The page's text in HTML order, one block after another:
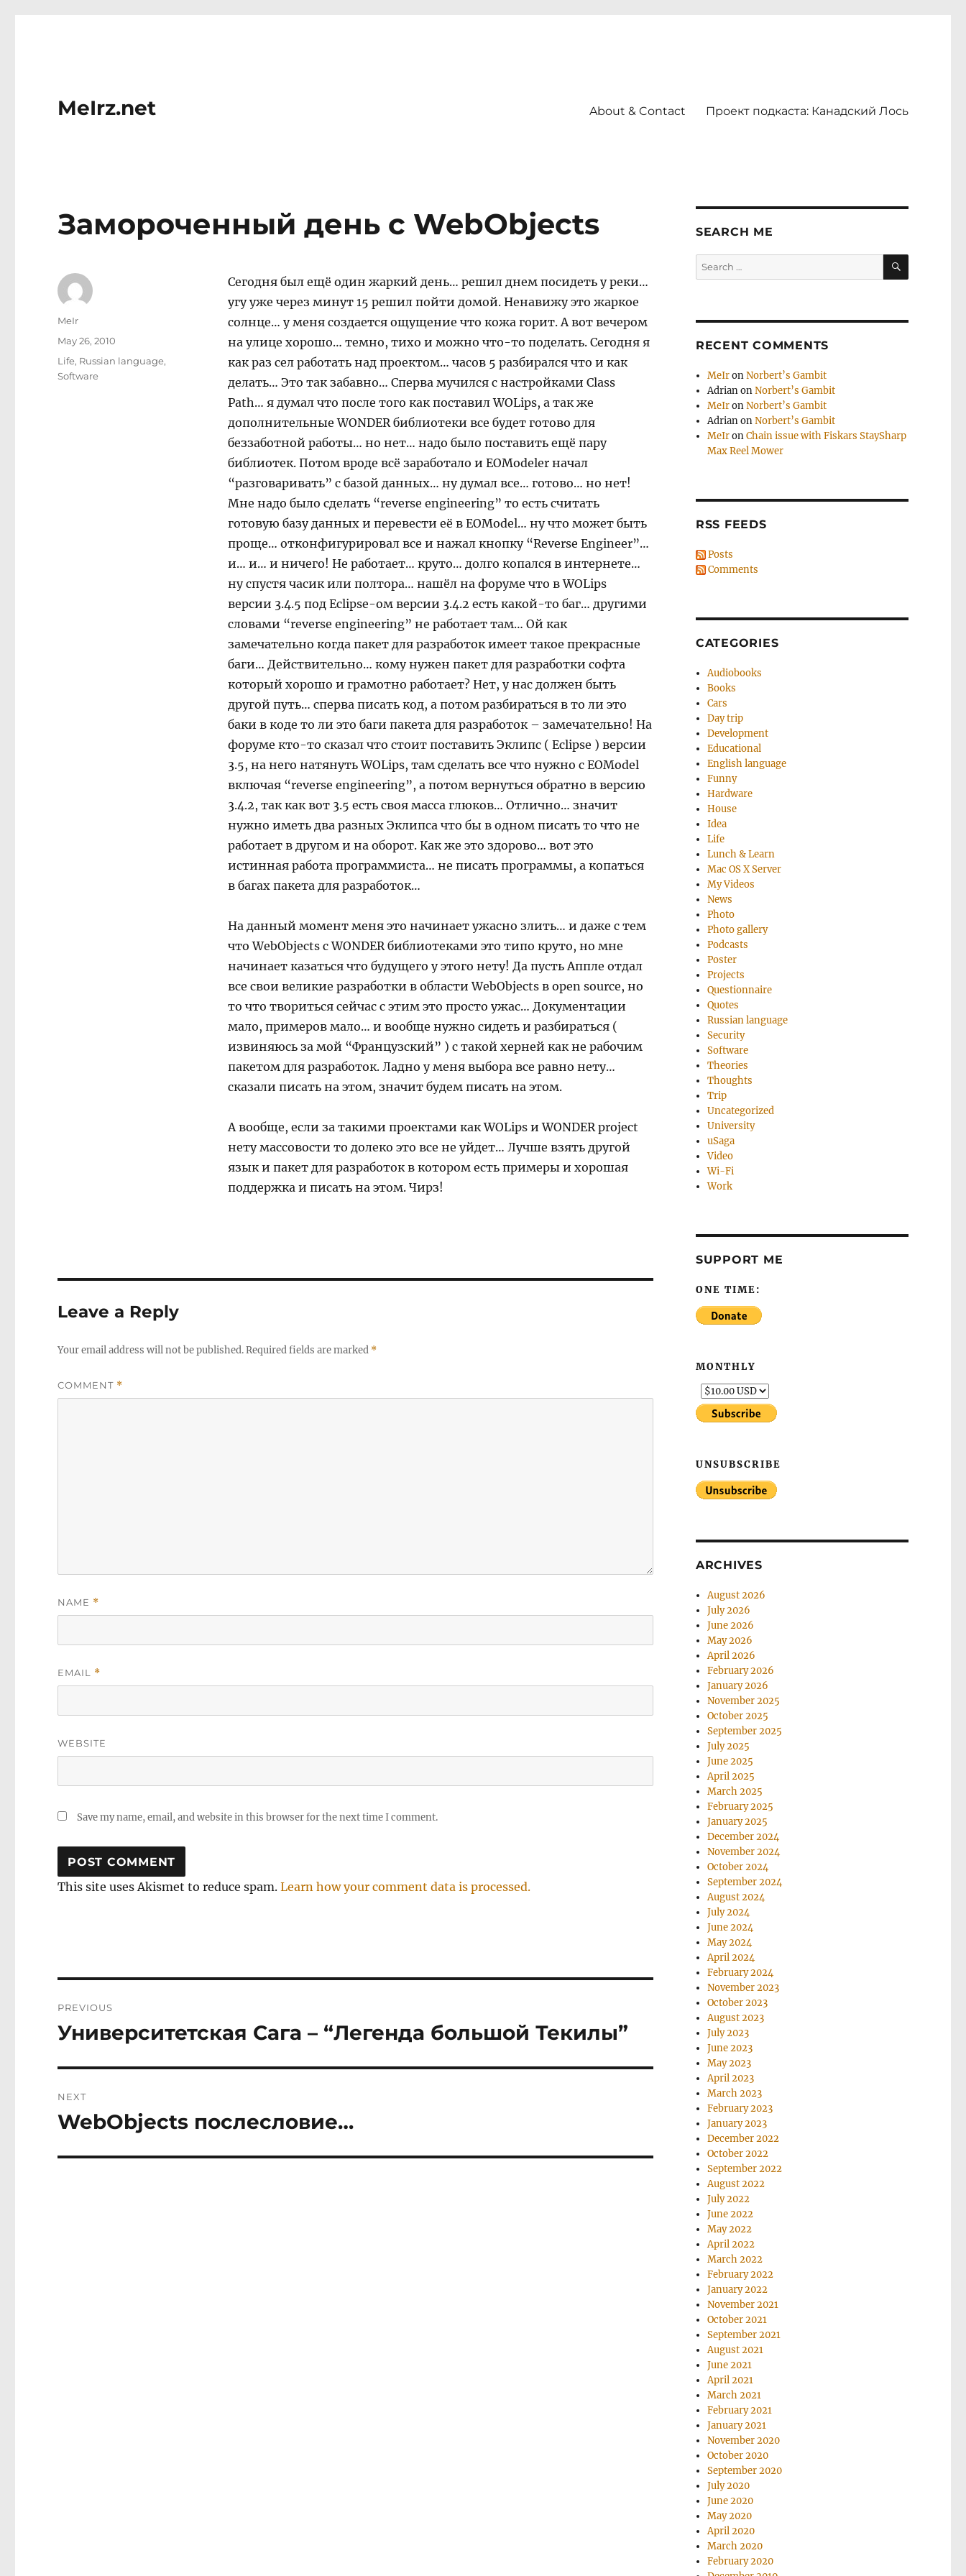
MeIrz.net About & Contact Проект подкаста: Канадский Лось
Замороченный день с WebObjects
Сегодня был ещё один жаркий день… решил днем посидеть у реки…
угу уже через минут 15 решил пойти домой. Ненавижу это жаркое
солнце… у меня создается ощущение что кожа горит. А вот вечером
на улице хорошо… темно, тихо и можно что-то поделать. Сегодня я
как раз сел работать над проектом… часов 5 разбирался что и как
делать… Это так забавно… Сперва мучился с настройками Class
Path… я думал что после того как поставил WOLips, а так же
дополнительные WONDER библиотеки все будет готово для
беззаботной работы… но нет… надо было поставить ещё пару
библиотек. Потом вроде всё заработало и EOModeler начал
“разговаривать” с базой данных… ну думал все… готово… но нет!
Мне надо было сделать “reverse engineering” то есть считать
готовую базу данных и перевести её в EOModel… ну что может быть
проще… отконфигурировал все и нажал кнопку “Reverse Engineer”…
и… и… и ничего! Не работает… круто… долго копался в интернете…
ну спустя часик или полтора… нашёл на форуме что в WOLips
версии 3.4.5 под Eclipse-ом версии 3.4.2 есть какой-то баг… другими
словами “reverse engineering” не работает там… Ой как
замечательно когда пакет для разработок имеет такое прекрасные
баги… Действительно… кому нужен пакет для разработки софта
который хорошо и грамотно работает? Нет, у нас должен быть
другой путь… сперва писать код, а потом разбираться в то ли это
баки в коде то ли это баги пакета для разработок – замечательно! На
форуме кто-то сказал что стоит поставить Эклипс ( Eclipse ) версии
3.5, на него натянуть WOLips, там сделать все что нужно с EOModel
включая “reverse engineering”, а потом вернуться обратно в версию
3.4.2, так как вот 3.5 есть своя масса глюков… Отлично… значит
нужно иметь два разных Эклипса что бы в одном писать то что не
работает в другом и на оборот. Как же это здорово… вот это
истинная работа программиста… не писать программы, а копаться
в багах пакета для разработок…
На данный момент меня это начинает ужасно злить… и даже с тем
что WebObjects с WONDER библиотеками это типо круто, но мне
начинает казаться что будущего у этого нету! Да пусть Аппле отдал
все свои великие разработки в области WebObjects в open source, но
то что твориться сейчас с этим это просто ужас… Документации
мало, примеров мало… и вообще нужно сидеть и разбираться (
извиняюсь за мой “Французский” ) с такой херней как не рабочим
пакетом для разработок. Ладно у меня выбора все равно нету…
сказали писать на этом, значит будем писать на этом.
А вообще, если за такими проектами как WOLips и WONDER project
нету массовости то долеко это все не уйдет… Лучше взять другой
язык и пакет для разработок в котором есть примеры и хорошая
поддержка и писать на этом. Чирз!
Author
MeIr
Posted
on
May 26, 2010
Categories
Life, Russian language,
Software
Leave a Reply
Your email address will not be published.Required fields are marked *
COMMENT *
NAME *
EMAIL *
WEBSITE
Save my name, email, and website in this browser for the next time I comment.
This site uses Akismet to reduce spam.Learn how your comment data is processed.
navigation
PREVIOUS
Previous
Университетская Сага – “Легенда большой Текилы”
NEXT
Next
WebObjects послесловие…
SEARCH ME
Search
for:
SEARCH
RECENT COMMENTS
MeIronNorbert’s Gambit
AdrianonNorbert’s Gambit
MeIronNorbert’s Gambit
AdrianonNorbert’s Gambit
MeIronChain issue with Fiskars StaySharp
Max Reel Mower
RSS FEEDS
Posts
Comments
CATEGORIES
Audiobooks
Books
Cars
Day trip
Development
Educational
English language
Funny
Hardware
House
Idea
Life
Lunch & Learn
Mac OS X Server
My Videos
News
Photo
Photo gallery
Podcasts
Poster
Projects
Questionnaire
Quotes
Russian language
Security
Software
Theories
Thoughts
Trip
Uncategorized
University
uSaga
Video
Wi-Fi
Work
SUPPORT ME
ONE TIME:
MONTHLY
UNSUBSCRIBE
ARCHIVES
August 2026
July 2026
June 2026
May 2026
April 2026
February 2026
January 2026
November 2025
October 2025
September 2025
July 2025
June 2025
April 2025
March 2025
February 2025
January 2025
December 2024
November 2024
October 2024
September 2024
August 2024
July 2024
June 2024
May 2024
April 2024
February 2024
November 2023
October 2023
August 2023
July 2023
June 2023
May 2023
April 2023
March 2023
February 2023
January 2023
December 2022
October 2022
September 2022
August 2022
July 2022
June 2022
May 2022
April 2022
March 2022
February 2022
January 2022
November 2021
October 2021
September 2021
August 2021
June 2021
April 2021
March 2021
February 2021
January 2021
November 2020
October 2020
September 2020
July 2020
June 2020
May 2020
April 2020
March 2020
February 2020